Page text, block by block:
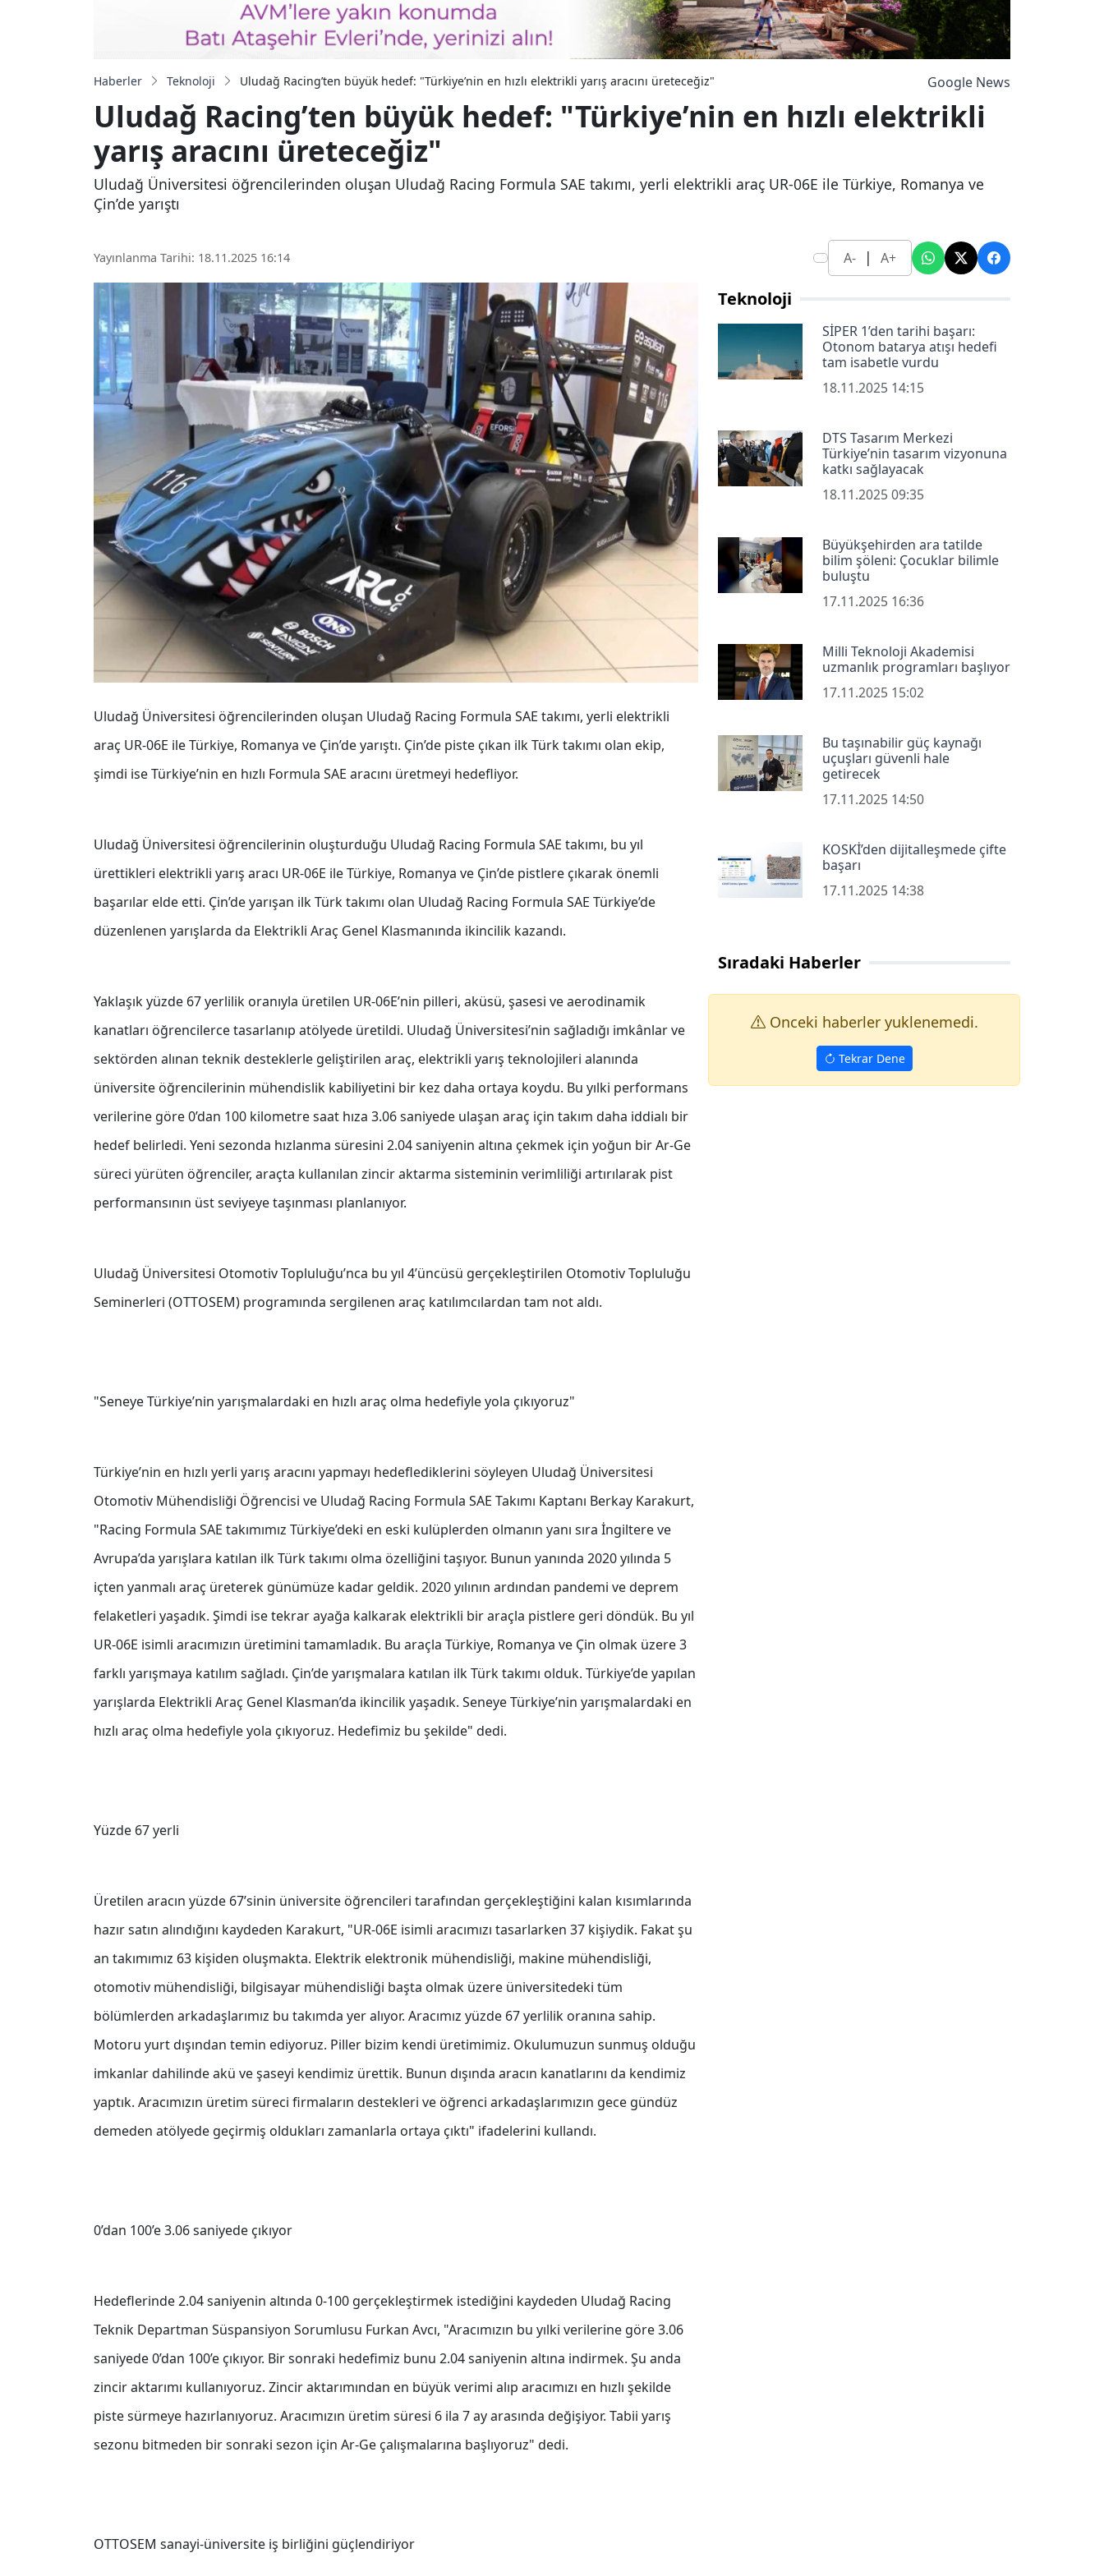
Haberler Teknoloji Uludağ Racing’ten büyük hedef: "Türkiye’nin en hızlı elektrikli yarış aracını üreteceğiz" Google News
Uludağ Racing’ten büyük hedef: "Türkiye’nin en hızlı elektrikli
yarış aracını üreteceğiz"
Uludağ Üniversitesi öğrencilerinden oluşan Uludağ Racing Formula SAE takımı, yerli elektrikli araç UR-06E ile Türkiye, Romanya ve
Çin’de yarıştı
Yayınlanma Tarihi: 18.11.2025 16:14 A- | A+
Uludağ Üniversitesi öğrencilerinden oluşan Uludağ Racing Formula SAE takımı, yerli elektrikli
araç UR-06E ile Türkiye, Romanya ve Çin’de yarıştı. Çin’de piste çıkan ilk Türk takımı olan ekip,
şimdi ise Türkiye’nin en hızlı Formula SAE aracını üretmeyi hedefliyor.
Uludağ Üniversitesi öğrencilerinin oluşturduğu Uludağ Racing Formula SAE takımı, bu yıl
ürettikleri elektrikli yarış aracı UR-06E ile Türkiye, Romanya ve Çin’de pistlere çıkarak önemli
başarılar elde etti. Çin’de yarışan ilk Türk takımı olan Uludağ Racing Formula SAE Türkiye’de
düzenlenen yarışlarda da Elektrikli Araç Genel Klasmanında ikincilik kazandı.
Yaklaşık yüzde 67 yerlilik oranıyla üretilen UR-06E’nin pilleri, aküsü, şasesi ve aerodinamik
kanatları öğrencilerce tasarlanıp atölyede üretildi. Uludağ Üniversitesi’nin sağladığı imkânlar ve
sektörden alınan teknik desteklerle geliştirilen araç, elektrikli yarış teknolojileri alanında
üniversite öğrencilerinin mühendislik kabiliyetini bir kez daha ortaya koydu. Bu yılki performans
verilerine göre 0’dan 100 kilometre saat hıza 3.06 saniyede ulaşan araç için takım daha iddialı bir
hedef belirledi. Yeni sezonda hızlanma süresini 2.04 saniyenin altına çekmek için yoğun bir Ar-Ge
süreci yürüten öğrenciler, araçta kullanılan zincir aktarma sisteminin verimliliği artırılarak pist
performansının üst seviyeye taşınması planlanıyor.
Uludağ Üniversitesi Otomotiv Topluluğu’nca bu yıl 4’üncüsü gerçekleştirilen Otomotiv Topluluğu
Seminerleri (OTTOSEM) programında sergilenen araç katılımcılardan tam not aldı.
"Seneye Türkiye’nin yarışmalardaki en hızlı araç olma hedefiyle yola çıkıyoruz"
Türkiye’nin en hızlı yerli yarış aracını yapmayı hedeflediklerini söyleyen Uludağ Üniversitesi
Otomotiv Mühendisliği Öğrencisi ve Uludağ Racing Formula SAE Takımı Kaptanı Berkay Karakurt,
"Racing Formula SAE takımımız Türkiye’deki en eski kulüplerden olmanın yanı sıra İngiltere ve
Avrupa’da yarışlara katılan ilk Türk takımı olma özelliğini taşıyor. Bunun yanında 2020 yılında 5
içten yanmalı araç üreterek günümüze kadar geldik. 2020 yılının ardından pandemi ve deprem
felaketleri yaşadık. Şimdi ise tekrar ayağa kalkarak elektrikli bir araçla pistlere geri döndük. Bu yıl
UR-06E isimli aracımızın üretimini tamamladık. Bu araçla Türkiye, Romanya ve Çin olmak üzere 3
farklı yarışmaya katılım sağladı. Çin’de yarışmalara katılan ilk Türk takımı olduk. Türkiye’de yapılan
yarışlarda Elektrikli Araç Genel Klasman’da ikincilik yaşadık. Seneye Türkiye’nin yarışmalardaki en
hızlı araç olma hedefiyle yola çıkıyoruz. Hedefimiz bu şekilde" dedi.
Yüzde 67 yerli
Üretilen aracın yüzde 67’sinin üniversite öğrencileri tarafından gerçekleştiğini kalan kısımlarında
hazır satın alındığını kaydeden Karakurt, "UR-06E isimli aracımızı tasarlarken 37 kişiydik. Fakat şu
an takımımız 63 kişiden oluşmakta. Elektrik elektronik mühendisliği, makine mühendisliği,
otomotiv mühendisliği, bilgisayar mühendisliği başta olmak üzere üniversitedeki tüm
bölümlerden arkadaşlarımız bu takımda yer alıyor. Aracımız yüzde 67 yerlilik oranına sahip.
Motoru yurt dışından temin ediyoruz. Piller bizim kendi üretimimiz. Okulumuzun sunmuş olduğu
imkanlar dahilinde akü ve şaseyi kendimiz ürettik. Bunun dışında aracın kanatlarını da kendimiz
yaptık. Aracımızın üretim süreci firmaların destekleri ve öğrenci arkadaşlarımızın gece gündüz
demeden atölyede geçirmiş oldukları zamanlarla ortaya çıktı" ifadelerini kullandı.
0’dan 100’e 3.06 saniyede çıkıyor
Hedeflerinde 2.04 saniyenin altında 0-100 gerçekleştirmek istediğini kaydeden Uludağ Racing
Teknik Departman Süspansiyon Sorumlusu Furkan Avcı, "Aracımızın bu yılki verilerine göre 3.06
saniyede 0’dan 100’e çıkıyor. Bir sonraki hedefimiz bunu 2.04 saniyenin altına indirmek. Şu anda
zincir aktarımı kullanıyoruz. Zincir aktarımından en büyük verimi alıp aracımızı en hızlı şekilde
piste sürmeye hazırlanıyoruz. Aracımızın üretim süresi 6 ila 7 ay arasında değişiyor. Tabii yarış
sezonu bitmeden bir sonraki sezon için Ar-Ge çalışmalarına başlıyoruz" dedi.
OTTOSEM sanayi-üniversite iş birliğini güçlendiriyor
Teknoloji
SİPER 1’den tarihi başarı:
Otonom batarya atışı hedefi
tam isabetle vurdu
18.11.2025 14:15
DTS Tasarım Merkezi
Türkiye’nin tasarım vizyonuna
katkı sağlayacak
18.11.2025 09:35
Büyükşehirden ara tatilde
bilim şöleni: Çocuklar bilimle
buluştu
17.11.2025 16:36
Milli Teknoloji Akademisi
uzmanlık programları başlıyor
17.11.2025 15:02
Bu taşınabilir güç kaynağı
uçuşları güvenli hale
getirecek
17.11.2025 14:50
KOSKİ’den dijitalleşmede çifte
başarı
17.11.2025 14:38
Sıradaki Haberler
Onceki haberler yuklenemedi.
Tekrar Dene